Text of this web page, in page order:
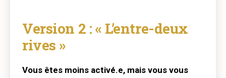
Version 2 : « L’entre-deux
rives »
Vous êtes moins activé.e, mais vous vous